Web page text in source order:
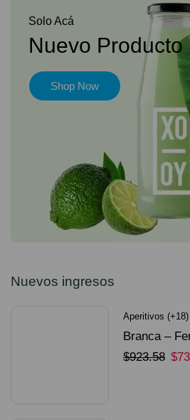
Solo Acá
Nuevo Producto
Shop Now
Nuevos ingresos
Aperitivos (+18)
Branca –
Unidades
$923.58 $